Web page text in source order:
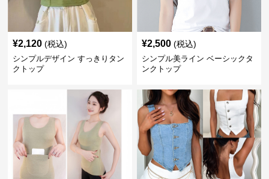
¥2,120 (税込)
シンプルデザイン すっきりタン
クトップ
¥2,500 (税込)
シンプル美ライン ベーシックタ
ンクトップ